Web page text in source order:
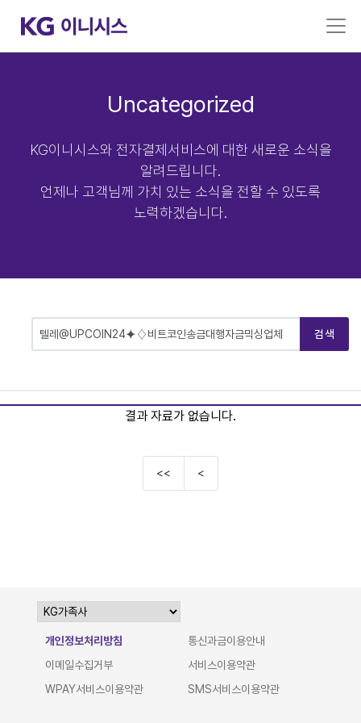
Uncategorized
KG이니시스와 전자결제서비스에 대한 새로운 소식을
알려드립니다.
언제나 고객님께 가치 있는 소식을 전할 수 있도록
노력하겠습니다.
검색
결과 자료가 없습니다.
<< <
개인정보처리방침
통신과금이용안내
이메일수집거부
서비스이용약관
WPAY서비스이용약관
SMS서비스이용약관